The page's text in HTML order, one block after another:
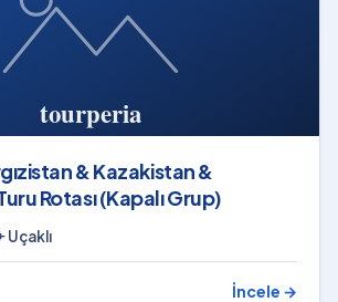
& Kazakistan &
Rotası (Kapalı Grup)
Uçaklı
İncele →